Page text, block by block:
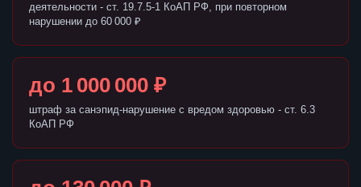
деятельности - ст. 19.7.5-1 КоАП РФ, при повторном
нарушении до 60 000 ₽
до 1 000 000 ₽
штраф за санэпид-нарушение с вредом здоровью - ст. 6.3
КоАП РФ